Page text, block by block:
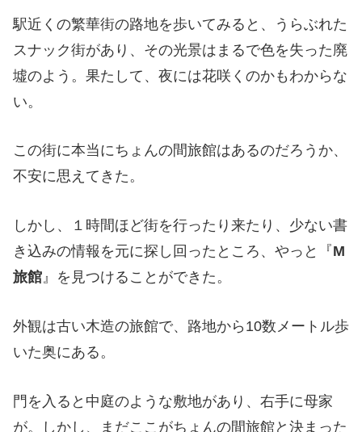
駅近くの繁華街の路地を歩いてみると、うらぶれた
スナック街があり、その光景はまるで色を失った廃
墟のよう。果たして、夜には花咲くのかもわからな
い。
この街に本当にちょんの間旅館はあるのだろうか、
不安に思えてきた。
しかし、１時間ほど街を行ったり来たり、少ない書
き込みの情報を元に探し回ったところ、やっと『M
旅館』を見つけることができた。
外観は古い木造の旅館で、路地から10数メートル歩
いた奥にある。
門を入ると中庭のような敷地があり、右手に母家
が。しかし、まだここがちょんの間旅館と決まった